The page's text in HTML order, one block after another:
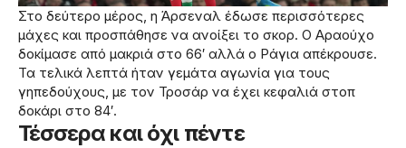
Στο δεύτερο μέρος, η Άρσεναλ έδωσε περισσότερες
μάχες και προσπάθησε να ανοίξει το σκορ. Ο Αραούχο
δοκίμασε από μακριά στο 66′ αλλά ο Ράγια απέκρουσε.
Τα τελικά λεπτά ήταν γεμάτα αγωνία για τους
γηπεδούχους, με τον Τροσάρ να έχει κεφαλιά στοπ
δοκάρι στο 84′.
Τέσσερα και όχι πέντε